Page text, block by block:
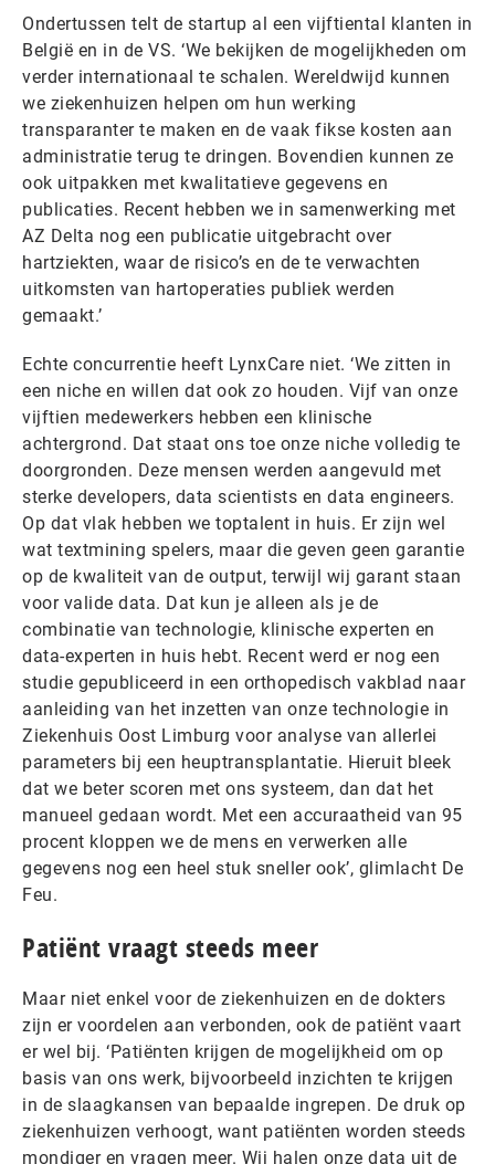
Ondertussen telt de startup al een vijftiental klanten in
België en in de VS. ‘We bekijken de mogelijkheden om
verder internationaal te schalen. Wereldwijd kunnen
we ziekenhuizen helpen om hun werking
transparanter te maken en de vaak fikse kosten aan
administratie terug te dringen. Bovendien kunnen ze
ook uitpakken met kwalitatieve gegevens en
publicaties. Recent hebben we in samenwerking met
AZ Delta nog een publicatie uitgebracht over
hartziekten, waar de risico’s en de te verwachten
uitkomsten van hartoperaties publiek werden
gemaakt.’
Echte concurrentie heeft LynxCare niet. ‘We zitten in
een niche en willen dat ook zo houden. Vijf van onze
vijftien medewerkers hebben een klinische
achtergrond. Dat staat ons toe onze niche volledig te
doorgronden. Deze mensen werden aangevuld met
sterke developers, data scientists en data engineers.
Op dat vlak hebben we toptalent in huis. Er zijn wel
wat textmining spelers, maar die geven geen garantie
op de kwaliteit van de output, terwijl wij garant staan
voor valide data. Dat kun je alleen als je de
combinatie van technologie, klinische experten en
data-experten in huis hebt. Recent werd er nog een
studie gepubliceerd in een orthopedisch vakblad naar
aanleiding van het inzetten van onze technologie in
Ziekenhuis Oost Limburg voor analyse van allerlei
parameters bij een heuptransplantatie. Hieruit bleek
dat we beter scoren met ons systeem, dan dat het
manueel gedaan wordt. Met een accuraatheid van 95
procent kloppen we de mens en verwerken alle
gegevens nog een heel stuk sneller ook’, glimlacht De
Feu.
Patiënt vraagt steeds meer
Maar niet enkel voor de ziekenhuizen en de dokters
zijn er voordelen aan verbonden, ook de patiënt vaart
er wel bij. ‘Patiënten krijgen de mogelijkheid om op
basis van ons werk, bijvoorbeeld inzichten te krijgen
in de slaagkansen van bepaalde ingrepen. De druk op
ziekenhuizen verhoogt, want patiënten worden steeds
mondiger en vragen meer. Wij halen onze data uit de